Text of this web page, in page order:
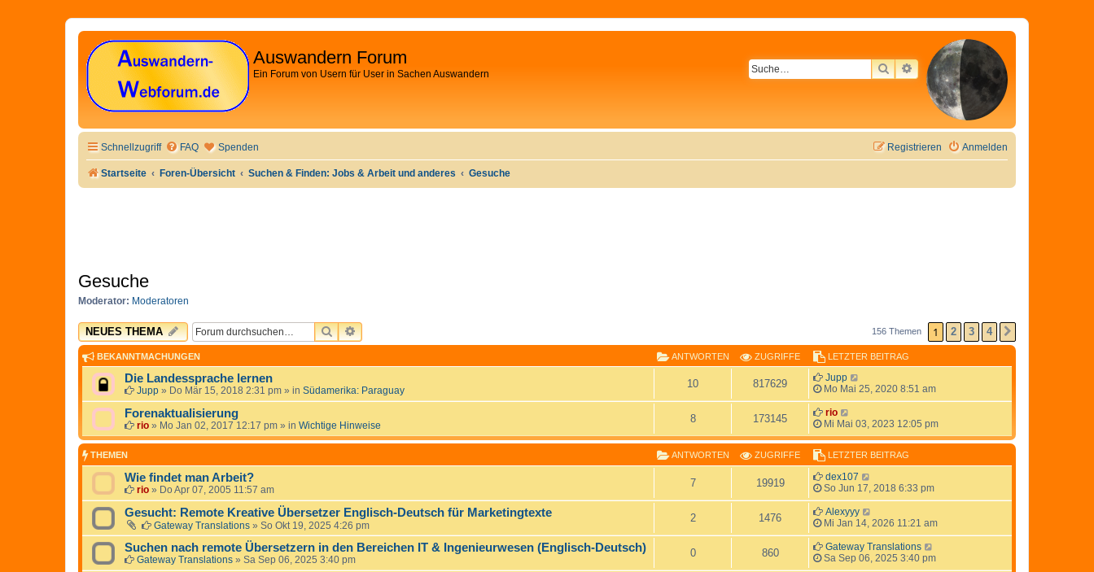
Auswandern Forum
Ein Forum von Usern für User in Sachen Auswandern SUCHEERWEITERTE SUCHE
Schnellzugriff FAQ Spenden Anmelden
Registrieren
Startseite Foren-Übersicht Suchen & Finden: Jobs & Arbeit und anderes Gesuche
Gesuche
Moderator: Moderatoren
NEUES THEMA SUCHEERWEITERTE SUCHE 156 Themen 1 2 3 4
BEKANNTMACHUNGEN ANTWORTEN ZUGRIFFE LETZTER BEITRAG
Die Landessprache lernen
Jupp » Do Mär 15, 2018 2:31 pm » in Südamerika: Paraguay
10 817629
Jupp
Mo Mai 25, 2020 8:51 am
Forenaktualisierung
rio » Mo Jan 02, 2017 12:17 pm » in Wichtige Hinweise
8 173145
rio
Mi Mai 03, 2023 12:05 pm
THEMEN ANTWORTEN ZUGRIFFE LETZTER BEITRAG
Wie findet man Arbeit?
rio » Do Apr 07, 2005 11:57 am
7 19919
dex107
So Jun 17, 2018 6:33 pm
Gesucht: Remote Kreative Übersetzer Englisch-Deutsch für Marketingtexte
Gateway Translations » So Okt 19, 2025 4:26 pm
2 1476
Alexyyy
Mi Jan 14, 2026 11:21 am
Suchen nach remote Übersetzern in den Bereichen IT & Ingenieurwesen (Englisch-Deutsch)
Gateway Translations » Sa Sep 06, 2025 3:40 pm
0 860
Gateway Translations
Sa Sep 06, 2025 3:40 pm